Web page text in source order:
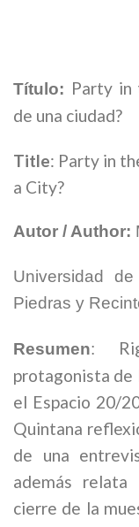
Título: Party in
de una ciudad?
Title: Party in
a City?
Autor / Author:
Universidad
Piedras y
Resumen:
protagonista de
el Espacio 20/
Quintana
de una
además relata
cierre de la